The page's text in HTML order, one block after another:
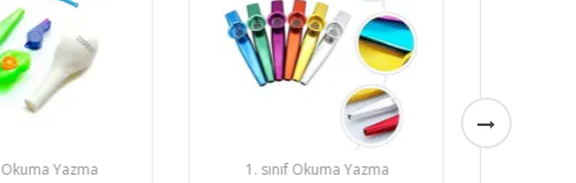
1. sınıf Okuma Yazma 1. sınıf Okuma Yazma